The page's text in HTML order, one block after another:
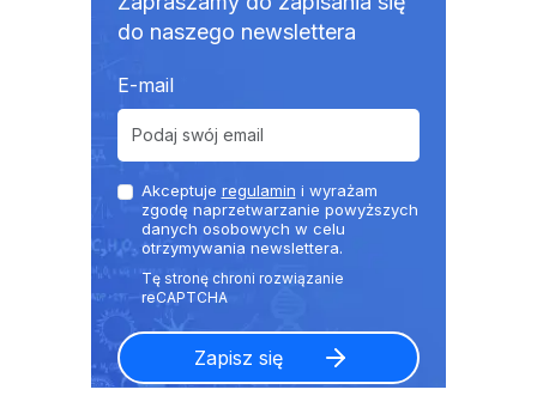
do naszego newslettera
E-mail
Akceptuje regulamin i wyrażam
zgodę naprzetwarzanie powyższych
danych osobowych w celu
otrzymywania newslettera.